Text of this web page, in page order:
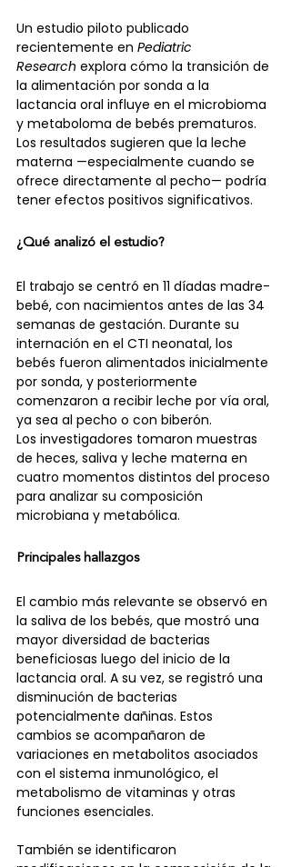
Un estudio piloto publicado
recientemente en Pediatric
Research explora cómo la transición de
la alimentación por sonda a la
lactancia oral influye en el microbioma
y metaboloma de bebés prematuros.
Los resultados sugieren que la leche
materna —especialmente cuando se
ofrece directamente al pecho— podría
tener efectos positivos significativos.
¿Qué analizó el estudio?
El trabajo se centró en 11 díadas madre-
bebé, con nacimientos antes de las 34
semanas de gestación. Durante su
internación en el CTI neonatal, los
bebés fueron alimentados inicialmente
por sonda, y posteriormente
comenzaron a recibir leche por vía oral,
ya sea al pecho o con biberón.
Los investigadores tomaron muestras
de heces, saliva y leche materna en
cuatro momentos distintos del proceso
para analizar su composición
microbiana y metabólica.
Principales hallazgos
El cambio más relevante se observó en
la saliva de los bebés, que mostró una
mayor diversidad de bacterias
beneficiosas luego del inicio de la
lactancia oral. A su vez, se registró una
disminución de bacterias
potencialmente dañinas. Estos
cambios se acompañaron de
variaciones en metabolitos asociados
con el sistema inmunológico, el
metabolismo de vitaminas y otras
funciones esenciales.
También se identificaron